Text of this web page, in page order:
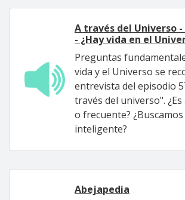
A través del Universo -
- ¿Hay vida en el
Preguntas
vida y el Universo se
entrevista del episodio
través del universo".
o frecuente?
inteligente?
Abejapedia